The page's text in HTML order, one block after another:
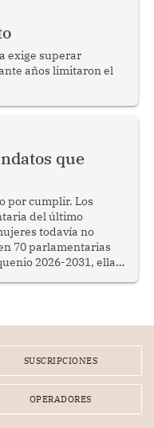
exige superar
años limitaron el
que
por cumplir. Los
del último
todavía no
70 parlamentarias
2026-2031, ellas
SUSCRIPCIONES
OPERADORES